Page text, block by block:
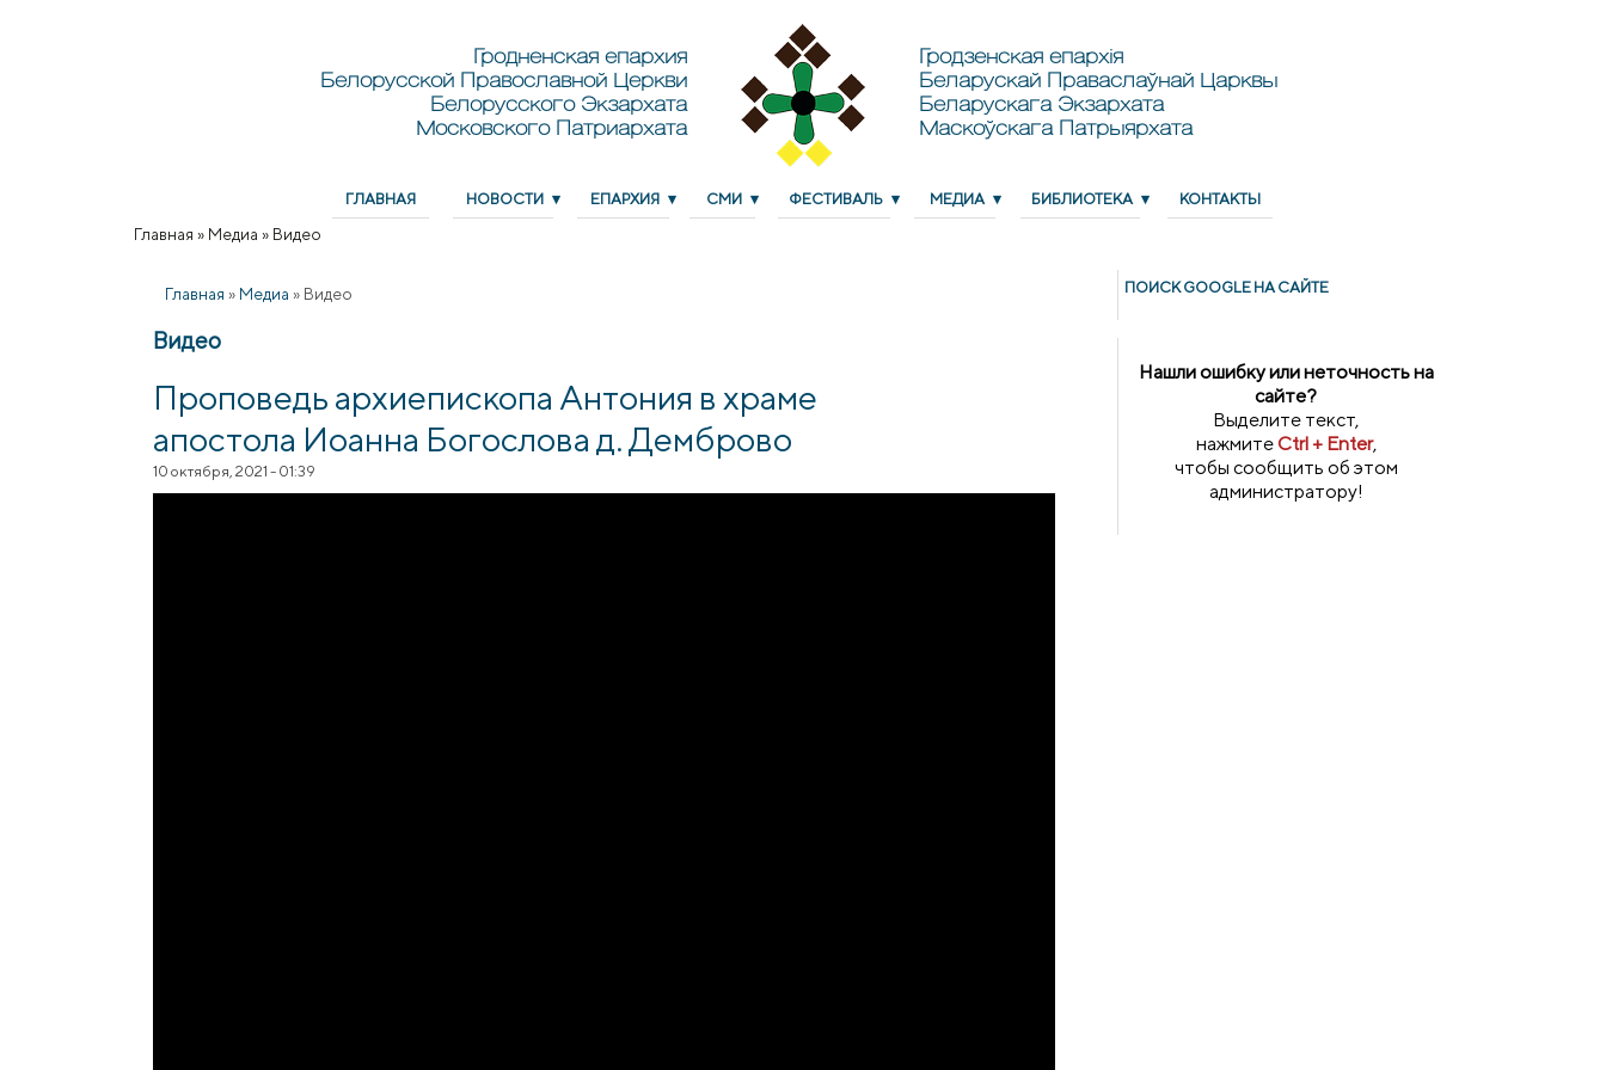
Гродненская епархия
Белорусской Православной Церкви
Белорусского Экзархата
Московского Патриархата
Гродзенская епархія
Беларускай Праваслаўнай Царквы
Беларускага Экзархата
Маскоўскага Патрыярхата
ГЛАВНАЯ НОВОСТИ ЕПАРХИЯ СМИ ФЕСТИВАЛЬ МЕДИА БИБЛИОТЕКА КОНТАКТЫ
Главная » Медиа » Видео
Главная » Медиа » Видео
Видео
Проповедь архиепископа Антония в храме
апостола Иоанна Богослова д. Демброво
10 октября, 2021 - 01:39
ПОИСК GOОGLE НА САЙТЕ
Нашли ошибку или неточность на
сайте?
Выделите текст,
нажмитеCtrl + Enter,
чтобы сообщить об этом
администратору!